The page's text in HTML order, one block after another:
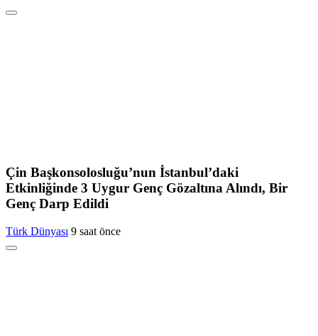
Çin Başkonsolosluğu’nun İstanbul’daki
Etkinliğinde 3 Uygur Genç Gözaltına Alındı, Bir
Genç Darp Edildi
Türk Dünyası 9 saat önce